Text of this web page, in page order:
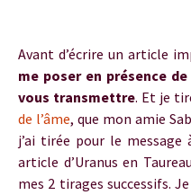
Avant d’écrire un article
me poser en présence
vous transmettre. Et je
de l’âme, que mon amie
j’ai tirée pour le
article d’Uranus en
mes 2 tirages successifs.